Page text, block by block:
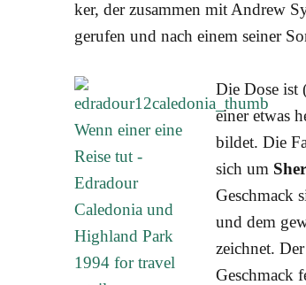
ker, der zusam­men mit Andrew
geru­fen und nach einem sei­ner
Die Dose ist
einer etwas
bil­det. Die
sich um
Geschmack
und dem
zeich­net.
Geschmack